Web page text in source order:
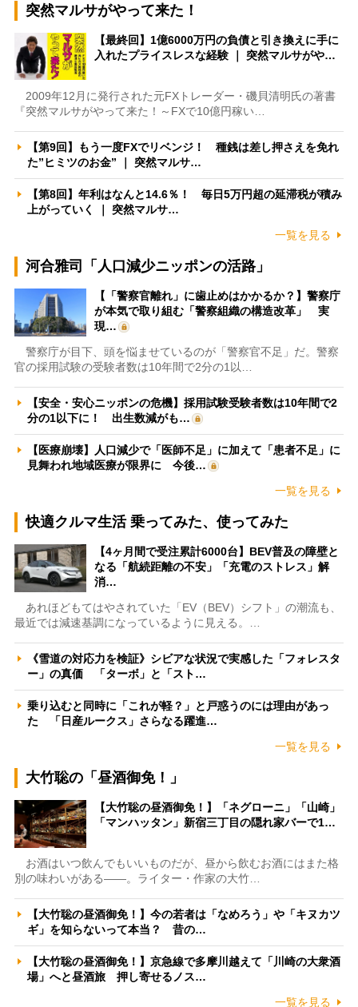
突然マルサがやって来た！
【最終回】1億6000万円の負債と引き換えに手に
入れたプライスレスな経験 ｜ 突然マルサがや…
2009年12月に発行された元FXトレーダー・磯貝清明氏の著書
『突然マルサがやって来た！～FXで10億円稼い…
【第9回】もう一度FXでリベンジ！ 種銭は差し押さえを免れ
た”ヒミツのお金” ｜ 突然マルサ…
【第8回】年利はなんと14.6％！ 毎日5万円超の延滞税が積み
上がっていく ｜ 突然マルサ…
一覧を見る
河合雅司「人口減少ニッポンの活路」
【「警察官離れ」に歯止めはかかるか？】警察庁
が本気で取り組む「警察組織の構造改革」 実
現…
警察庁が目下、頭を悩ませているのが「警察官不足」だ。警察
官の採用試験の受験者数は10年間で2分の1以…
【安全・安心ニッポンの危機】採用試験受験者数は10年間で2
分の1以下に！ 出生数減がも…
【医療崩壊】人口減少で「医師不足」に加えて「患者不足」に
見舞われ地域医療が限界に 今後…
一覧を見る
快適クルマ生活 乗ってみた、使ってみた
【4ヶ月間で受注累計6000台】BEV普及の障壁と
なる「航続距離の不安」「充電のストレス」解
消…
あれほどもてはやされていた「EV（BEV）シフト」の潮流も、
最近では減速基調になっているように見える。…
《雪道の対応力を検証》シビアな状況で実感した「フォレスタ
ー」の真価 「ターボ」と「スト…
乗り込むと同時に「これが軽？」と戸惑うのには理由があっ
た 「日産ルークス」さらなる躍進…
一覧を見る
大竹聡の「昼酒御免！」
【大竹聡の昼酒御免！】「ネグローニ」「山崎」
「マンハッタン」新宿三丁目の隠れ家バーで1…
お酒はいつ飲んでもいいものだが、昼から飲むお酒にはまた格
別の味わいがある――。ライター・作家の大竹…
【大竹聡の昼酒御免！】今の若者は「なめろう」や「キヌカツ
ギ」を知らないって本当？ 昔の…
【大竹聡の昼酒御免！】京急線で多摩川越えて「川崎の大衆酒
場」へと昼酒旅 押し寄せるノス…
一覧を見る